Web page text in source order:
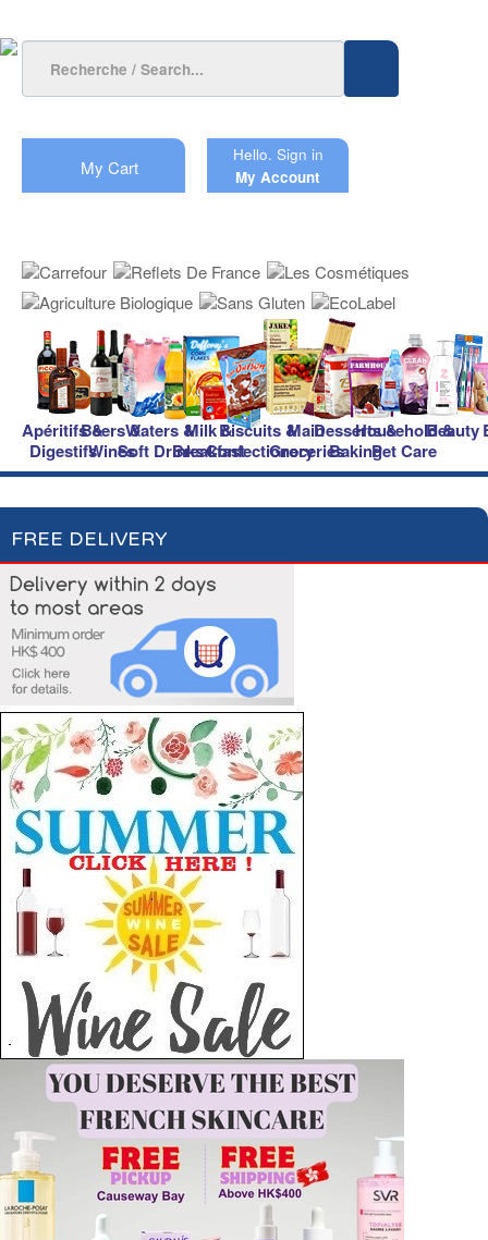
My Cart
Hello. Sign in
My Account
Apéritifs &
Digestifs
Beers &
Wines
Waters &
Soft Drinks
Milk &
Breakfast
Biscuits &
Confectionery
Main
Groceries
Desserts &
Baking
Household &
Pet Care
Beauty
FREE DELIVERY